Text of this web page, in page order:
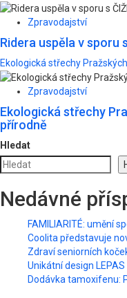
Zpravodajství
Ridera uspěla v sporu
Ekologická střechy
Zpravodajství
Ekologická střechy
přírodně
Hledat
Nedávné
FAMILIARITÉ: umění
Coolita představuje
Zdraví seniorních
Unikátní design
Dodávka tamoxifenu: